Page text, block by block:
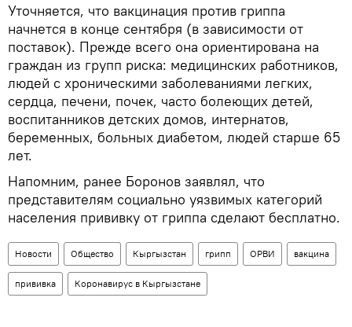
Уточняется, что вакцинация против гриппа
начнется в конце сентября (в зависимости от
поставок). Прежде всего она ориентирована на
граждан из групп риска: медицинских работников,
людей с хроническими заболеваниями легких,
сердца, печени, почек, часто болеющих детей,
воспитанников детских домов, интернатов,
беременных, больных диабетом, людей старше 65
лет.
Напомним, ранее Боронов заявлял, что
представителям социально уязвимых категорий
населения прививку от гриппа сделают бесплатно.
Новости Общество Кыргызстан грипп ОРВИ вакцина
прививка Коронавирус в Кыргызстане